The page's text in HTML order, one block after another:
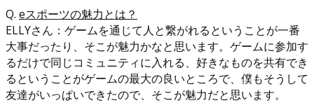
Q. eスポーツの魅力とは？
ELLYさん：ゲームを通じて人と繋がれるということが一番
大事だったり、そこが魅力かなと思います。ゲームに参加す
るだけで同じコミュニティに入れる、好きなものを共有でき
るということがゲームの最大の良いところで、僕もそうして
友達がいっぱいできたので、そこが魅力だと思います。